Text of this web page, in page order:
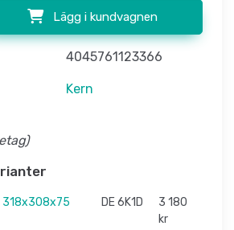
Lägg i kundvagnen
4045761123366
Kern
318x308x75
DE 6K1D
3 180
kr